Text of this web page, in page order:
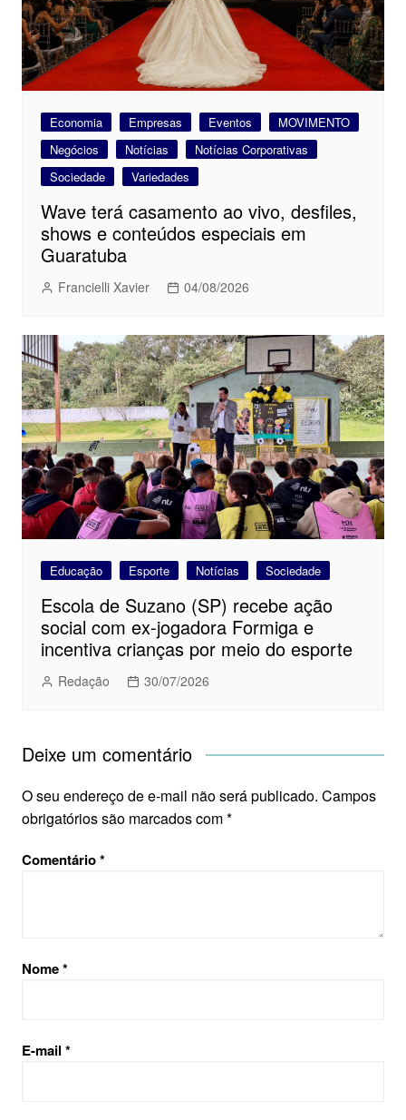
Economia Empresas Eventos
MOVIMENTO
Negócios
Notícias
Notícias Corporativas
Sociedade
Variedades
Wave terá casamento ao vivo, desfiles,
shows e conteúdos especiais em
Guaratuba
Francielli Xavier 04/08/2026
Educação Esporte Notícias Sociedade
Escola de Suzano (SP) recebe ação
social com ex-jogadora Formiga e
incentiva crianças por meio do esporte
Redação 30/07/2026
Deixe um comentário
O seu endereço de e-mail não será publicado. Campos
obrigatórios são marcados com*
Comentário*
Nome*
E-mail *